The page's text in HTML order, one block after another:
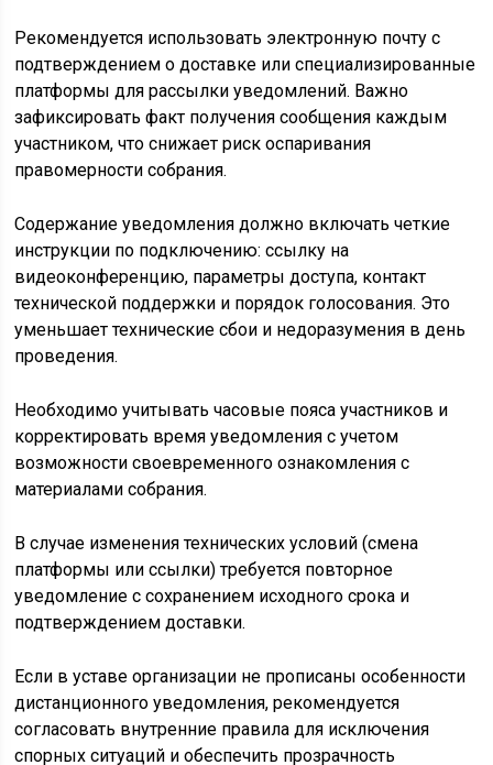
Рекомендуется использовать электронную почту с
подтверждением о доставке или специализированные
платформы для рассылки уведомлений. Важно
зафиксировать факт получения сообщения каждым
участником, что снижает риск оспаривания
правомерности собрания.
Содержание уведомления должно включать четкие
инструкции по подключению: ссылку на
видеоконференцию, параметры доступа, контакт
технической поддержки и порядок голосования. Это
уменьшает технические сбои и недоразумения в день
проведения.
Необходимо учитывать часовые пояса участников и
корректировать время уведомления с учетом
возможности своевременного ознакомления с
материалами собрания.
В случае изменения технических условий (смена
платформы или ссылки) требуется повторное
уведомление с сохранением исходного срока и
подтверждением доставки.
Если в уставе организации не прописаны особенности
дистанционного уведомления, рекомендуется
согласовать внутренние правила для исключения
спорных ситуаций и обеспечить прозрачность